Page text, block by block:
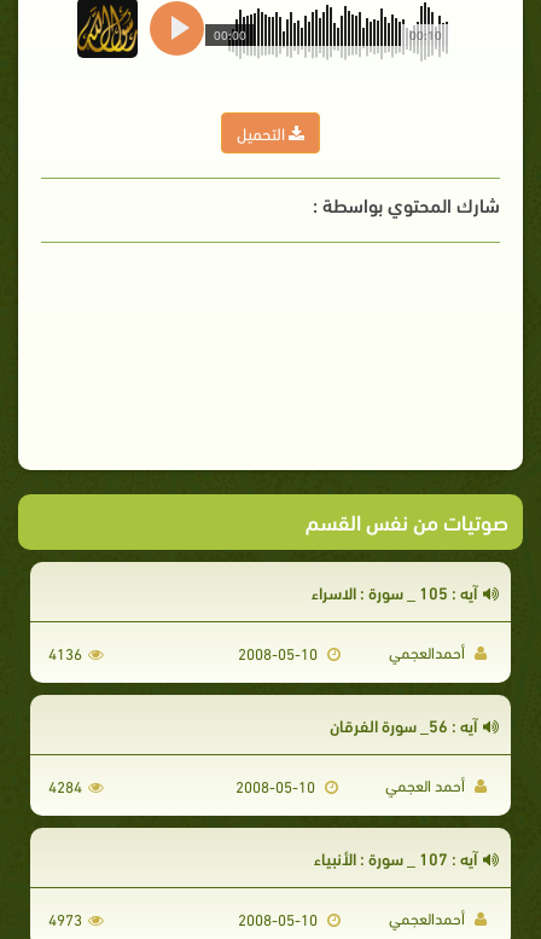
00:10
00:00
التحميل
شارك المحتوي بواسطة :
صوتيات من نفس القسم
آيه : 105 _ سورة : الاسراء
أحمدالعجمي 2008-05-10
4136
آيه : 56_ سورة الفرقان
أحمد العجمي 2008-05-10
4284
آيه : 107 _ سورة : الأنبياء
أحمدالعجمي 2008-05-10
4973